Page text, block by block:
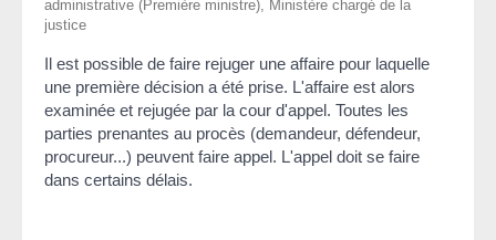
administrative (Première ministre), Ministère chargé de la
justice
Il est possible de faire rejuger une affaire pour laquelle
une première décision a été prise. L'affaire est alors
examinée et rejugée par la cour d'appel. Toutes les
parties prenantes au procès (demandeur, défendeur,
procureur...) peuvent faire appel. L'appel doit se faire
dans certains délais.